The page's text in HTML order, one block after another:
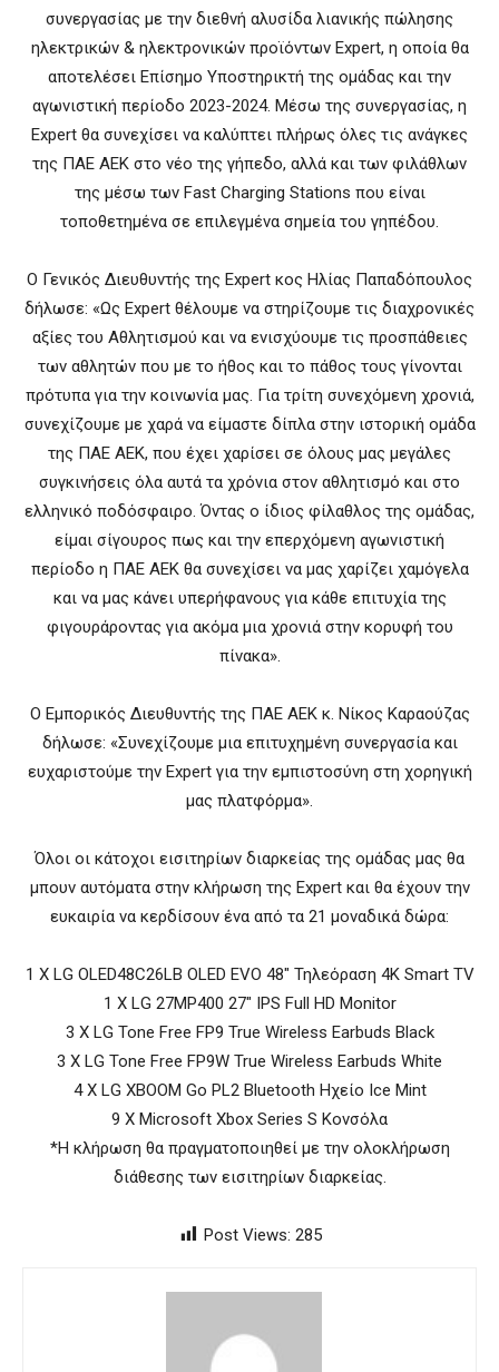
συνεργασίας με την διεθνή αλυσίδα λιανικής πώλησης
ηλεκτρικών & ηλεκτρονικών προϊόντων Expert, η οποία θα
αποτελέσει Επίσημο Υποστηρικτή της ομάδας και την
αγωνιστική περίοδο 2023-2024. Μέσω της συνεργασίας, η
Expert θα συνεχίσει να καλύπτει πλήρως όλες τις ανάγκες
της ΠΑΕ ΑΕΚ στο νέο της γήπεδο, αλλά και των φιλάθλων
της μέσω των Fast Charging Stations που είναι
τοποθετημένα σε επιλεγμένα σημεία του γηπέδου.
O Γενικός Διευθυντής της Expert κος Ηλίας Παπαδόπουλος
δήλωσε: «Ως Expert θέλουμε να στηρίζουμε τις διαχρονικές
αξίες του Αθλητισμού και να ενισχύουμε τις προσπάθειες
των αθλητών που με το ήθος και το πάθος τους γίνονται
πρότυπα για την κοινωνία μας. Για τρίτη συνεχόμενη χρονιά,
συνεχίζουμε με χαρά να είμαστε δίπλα στην ιστορική ομάδα
της ΠΑΕ ΑΕΚ, που έχει χαρίσει σε όλους μας μεγάλες
συγκινήσεις όλα αυτά τα χρόνια στον αθλητισμό και στο
ελληνικό ποδόσφαιρο. Όντας ο ίδιος φίλαθλος της ομάδας,
είμαι σίγουρος πως και την επερχόμενη αγωνιστική
περίοδο η ΠΑΕ ΑΕΚ θα συνεχίσει να μας χαρίζει χαμόγελα
και να μας κάνει υπερήφανους για κάθε επιτυχία της
φιγουράροντας για ακόμα μια χρονιά στην κορυφή του
πίνακα».
O Εμπορικός Διευθυντής της ΠΑΕ ΑΕΚ κ. Νίκος Καραούζας
δήλωσε: «Συνεχίζουμε μια επιτυχημένη συνεργασία και
ευχαριστούμε την Expert για την εμπιστοσύνη στη χορηγική
μας πλατφόρμα».
Όλοι οι κάτοχοι εισιτηρίων διαρκείας της ομάδας μας θα
μπουν αυτόματα στην κλήρωση της Expert και θα έχουν την
ευκαιρία να κερδίσουν ένα από τα 21 μοναδικά δώρα:
1 Χ LG OLED48C26LB OLED EVO 48″ Τηλεόραση 4K Smart TV
1 Χ LG 27MP400 27″ IPS Full HD Monitor
3 Χ LG Tone Free FP9 True Wireless Earbuds Black
3 Χ LG Tone Free FP9W True Wireless Earbuds White
4 Χ LG XBOOM Go PL2 Bluetooth Ηχείο Ice Mint
9 Χ Microsoft Xbox Series S Κονσόλα
*Η κλήρωση θα πραγματοποιηθεί με την ολοκλήρωση
διάθεσης των εισιτηρίων διαρκείας.
Post Views: 285